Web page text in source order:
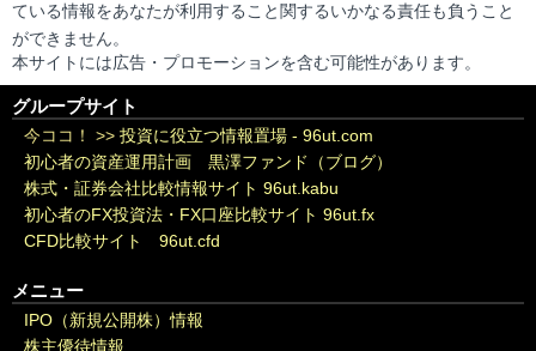
ている情報をあなたが利用すること関するいかなる責任も負うこと
ができません。
本サイトには広告・プロモーションを含む可能性があります。
グループサイト
今ココ！ >> 投資に役立つ情報置場 - 96ut.com
初心者の資産運用計画 黒澤ファンド（ブログ）
株式・証券会社比較情報サイト 96ut.kabu
初心者のFX投資法・FX口座比較サイト 96ut.fx
CFD比較サイト 96ut.cfd
メニュー
IPO（新規公開株）情報
株主優待情報